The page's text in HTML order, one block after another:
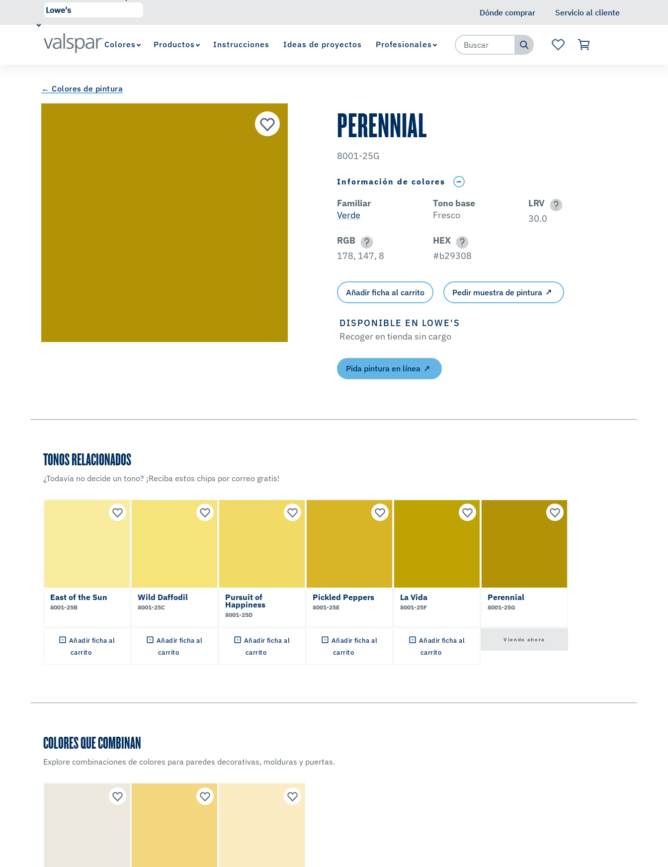
Dónde comprar
Servicio al cliente
Colores Productos Instrucciones Ideas de proyectos Profesionales
← Colores de pintura
PERENNIAL
8001-25G
Información de colores
Familiar
Verde
Tono base
Fresco
LRV
30.0
RGB
178, 147, 8
HEX
#b29308
Añadir ficha al carrito Pedir muestra de pintura
DISPONIBLE EN LOWE'S
Recoger en tienda sin cargo
Pida pintura en línea
TONOS RELACIONADOS
¿Todavía no decide un tono? ¡Reciba estos chips por correo gratis!
East of the Sun
8001-25B
Añadir ficha al
carrito
Wild Daffodil
8001-25C
Añadir ficha al
carrito
Pursuit of
Happiness
8001-25D
Añadir ficha al
carrito
Pickled Peppers
8001-25E
Añadir ficha al
carrito
La Vida
8001-25F
Añadir ficha al
carrito
Perennial
8001-25G
Viendo ahora
COLORES QUE COMBINAN
Explore combinaciones de colores para paredes decorativas, molduras y puertas.